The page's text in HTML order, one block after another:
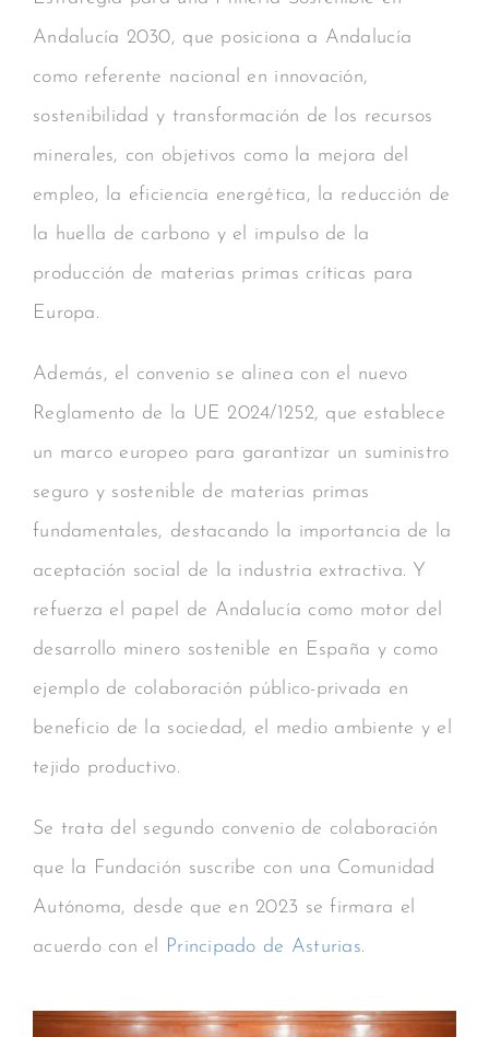
Andalucía 2030, que posiciona a Andalucía
como referente nacional en innovación,
sostenibilidad y transformación de los recursos
minerales, con objetivos como la mejora del
empleo, la eficiencia energética, la reducción de
la huella de carbono y el impulso de la
producción de materias primas críticas para
Europa.
Además, el convenio se alinea con el nuevo
Reglamento de la UE 2024/1252, que establece
un marco europeo para garantizar un suministro
seguro y sostenible de materias primas
fundamentales, destacando la importancia de la
aceptación social de la industria extractiva. Y
refuerza el papel de Andalucía como motor del
desarrollo minero sostenible en España y como
ejemplo de colaboración público-privada en
beneficio de la sociedad, el medio ambiente y el
tejido productivo.
Se trata del segundo convenio de colaboración
que la Fundación suscribe con una Comunidad
Autónoma, desde que en 2023 se firmara el
acuerdo con el Principado de Asturias.